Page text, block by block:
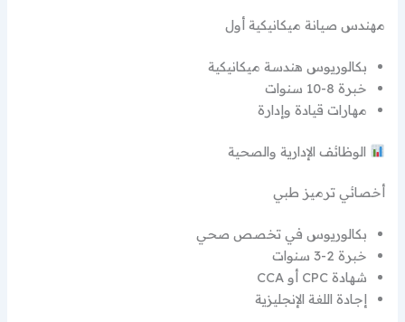
مهندس صيانة ميكانيكية أول
بكالوريوس هندسة ميكانيكية
خبرة 8-10 سنوات
مهارات قيادة وإدارة
الوظائف الإدارية والصحية
أخصائي ترميز طبي
بكالوريوس في تخصص صحي
خبرة 2-3 سنوات
شهادة CPC أو CCA
إجادة اللغة الإنجليزية